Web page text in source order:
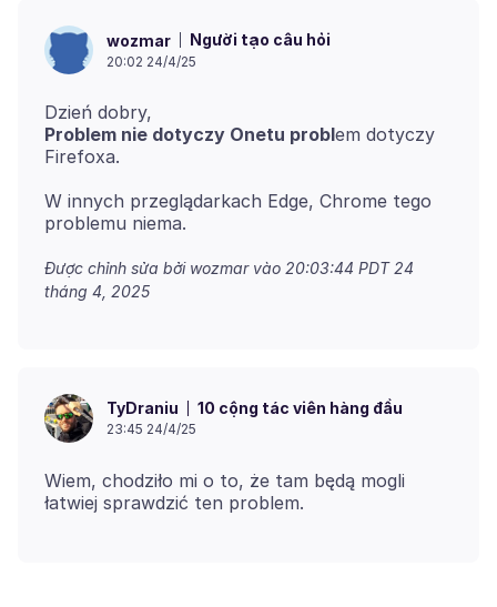
wozmar Người tạo câu hỏi
20:02 24/4/25
Problem nie dotyczy Onetu problem dotyczy
Firefoxa.
W innych przeglądarkach Edge, Chrome tego
Được chỉnh sửa bởi wozmar vào 20:03:44 PDT 24
tháng 4, 2025
TyDraniu 10 cộng tác viên hàng đầu
23:45 24/4/25
Wiem, chodziło mi o to, że tam będą mogli